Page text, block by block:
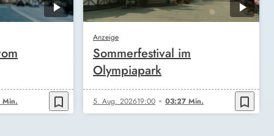
bookmark_border
Anzeige
Sommerfestival im
Olympiapark
5. Aug. 202619:00 03:27 Min. bookmark_border